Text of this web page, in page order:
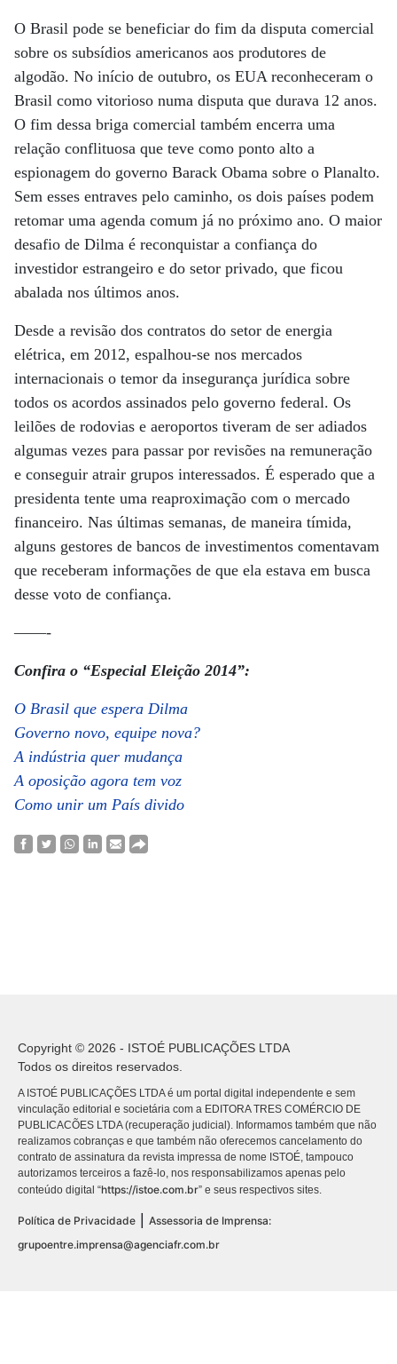
O Brasil pode se beneficiar do fim da disputa comercial
sobre os subsídios americanos aos produtores de
algodão. No início de outubro, os EUA reconheceram o
Brasil como vitorioso numa disputa que durava 12 anos.
O fim dessa briga comercial também encerra uma
relação conflituosa que teve como ponto alto a
espionagem do governo Barack Obama sobre o Planalto.
Sem esses entraves pelo caminho, os dois países podem
retomar uma agenda comum já no próximo ano. O maior
desafio de Dilma é reconquistar a confiança do
investidor estrangeiro e do setor privado, que ficou
abalada nos últimos anos.
Desde a revisão dos contratos do setor de energia
elétrica, em 2012, espalhou-se nos mercados
internacionais o temor da insegurança jurídica sobre
todos os acordos assinados pelo governo federal. Os
leilões de rodovias e aeroportos tiveram de ser adiados
algumas vezes para passar por revisões na remuneração
e conseguir atrair grupos interessados. É esperado que a
presidenta tente uma reaproximação com o mercado
financeiro. Nas últimas semanas, de maneira tímida,
alguns gestores de bancos de investimentos comentavam
que receberam informações de que ela estava em busca
desse voto de confiança.
——-
Confira o “Especial Eleição 2014”:
O Brasil que espera Dilma
Governo novo, equipe nova?
A indústria quer mudança
A oposição agora tem voz
Como unir um País divido
Copyright © 2026 - ISTOÉ PUBLICAÇÕES LTDA
Todos os direitos reservados.
A ISTOÉ PUBLICAÇÕES LTDA é um portal digital independente e sem
vinculação editorial e societária com a EDITORA TRES COMÉRCIO DE
PUBLICACÕES LTDA (recuperação judicial). Informamos também que não
realizamos cobranças e que também não oferecemos cancelamento do
contrato de assinatura da revista impressa de nome ISTOÉ, tampouco
autorizamos terceiros a fazê-lo, nos responsabilizamos apenas pelo
conteúdo digital “https://istoe.com.br” e seus respectivos sites.
Política de Privacidade
Assessoria de Imprensa:
grupoentre.imprensa@agenciafr.com.br